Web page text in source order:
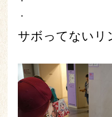
・
サボってないリ